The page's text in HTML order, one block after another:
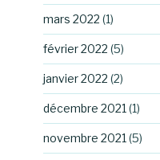
mars 2022 (1)
février 2022 (5)
janvier 2022 (2)
décembre 2021 (1)
novembre 2021 (5)